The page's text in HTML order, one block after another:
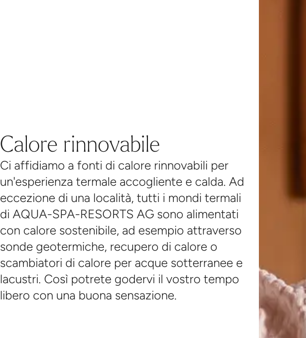
Calore rinnovabile
Ci affidiamo a fonti di calore rinnovabili per
un'esperienza termale accogliente e calda. Ad
eccezione di una località, tutti i mondi termali
di AQUA-SPA-RESORTS AG sono alimentati
con calore sostenibile, ad esempio attraverso
sonde geotermiche, recupero di calore o
scambiatori di calore per acque sotterranee e
lacustri. Così potrete godervi il vostro tempo
libero con una buona sensazione.